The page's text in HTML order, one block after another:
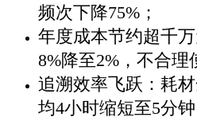
频次下降75%；
年度成本节约超千
8%降至2%，不合理
追溯效率飞跃：耗
均4小时缩短至5分